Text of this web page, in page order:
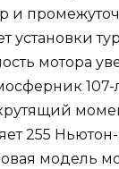
и
установки
мотора
255
модель